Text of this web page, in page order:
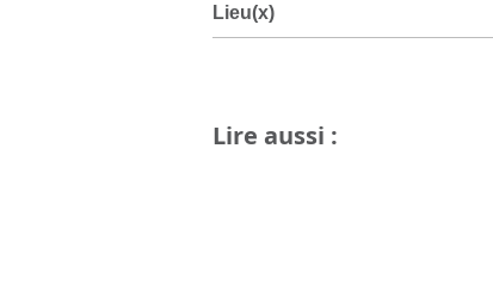
Lieu(x)
Lire aussi :